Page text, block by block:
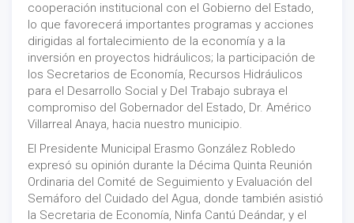
cooperación institucional con el Gobierno del Estado,
lo que favorecerá importantes programas y acciones
dirigidas al fortalecimiento de la economía y a la
inversión en proyectos hidráulicos; la participación de
los Secretarios de Economía, Recursos Hidráulicos
para el Desarrollo Social y Del Trabajo subraya el
compromiso del Gobernador del Estado, Dr. Américo
Villarreal Anaya, hacia nuestro municipio.
El Presidente Municipal Erasmo González Robledo
expresó su opinión durante la Décima Quinta Reunión
Ordinaria del Comité de Seguimiento y Evaluación del
Semáforo del Cuidado del Agua, donde también asistió
la Secretaria de Economía, Ninfa Cantú Deándar, y el